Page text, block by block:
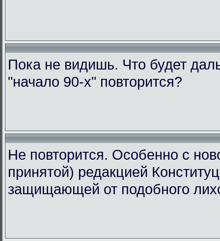
Пока не видишь. Что будет
"начало 90-х" повторится?
Не повторится. Особенно с
принятой) редакцией
защищающей от подобного